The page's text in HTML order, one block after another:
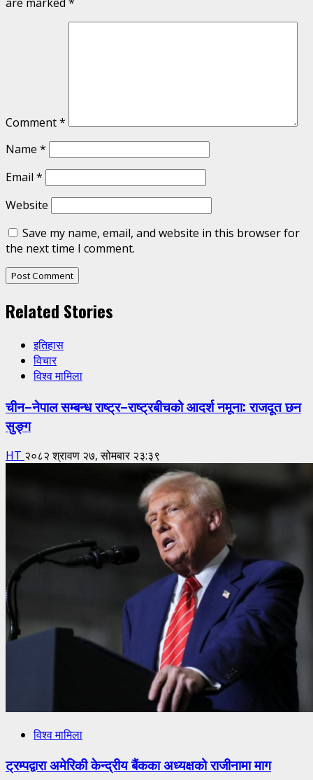
Comment*
Name *
Email *
Website
Save my name, email, and website in this browser for
the next time I comment.
Related Stories
इतिहास
विचार
विश्व मामिला
चीन–नेपाल सम्बन्ध राष्ट्र–राष्ट्रबीचको आदर्श नमूना: राजदूत छन
सुङ्ग
HT २०८२ श्रावण २७, सोमबार २३:३९
विश्व मामिला
ट्रम्पद्वारा अमेरिकी केन्द्रीय बैंकका अध्यक्षको राजीनामा माग